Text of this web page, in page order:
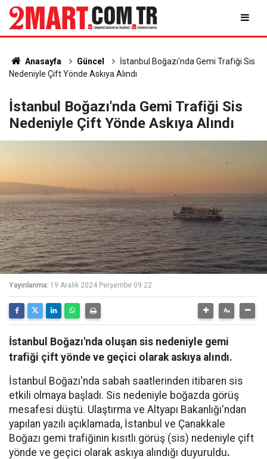
Anasayfa Güncel
İstanbul Boğazı'nda Gemi Trafiği Sis
Nedeniyle Çift Yönde Askıya Alındı
İstanbul Boğazı'nda Gemi Trafiği Sis
Nedeniyle Çift Yönde Askıya Alındı
Yayınlanma: 19 Aralık 2024 Perşembe 09:22
İstanbul Boğazı'nda oluşan sis nedeniyle gemi
trafiği çift yönde ve geçici olarak askıya alındı.
İstanbul Boğazı'nda sabah saatlerinden itibaren sis
etkili olmaya başladı. Sis nedeniyle boğazda görüş
mesafesi düştü. Ulaştırma ve Altyapı Bakanlığı'ndan
yapılan yazılı açıklamada, İstanbul ve Çanakkale
Boğazı gemi trafiğinin kısıtlı görüş (sis) nedeniyle çift
yönde ve geçici olarak askıya alındığı duyuruldu.